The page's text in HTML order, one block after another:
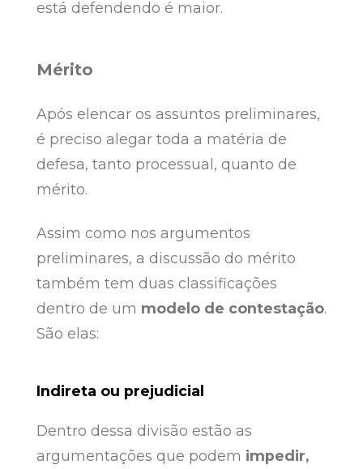
está defendendo é maior.
Mérito
Após elencar os assuntos preliminares,
é preciso alegar toda a matéria de
defesa, tanto processual, quanto de
mérito.
Assim como nos argumentos
preliminares, a discussão do mérito
também tem duas classificações
dentro de um modelo de contestação.
São elas:
Indireta ou prejudicial
Dentro dessa divisão estão as
argumentações que podem impedir,